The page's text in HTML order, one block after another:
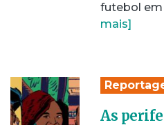
futebol
mais]
As